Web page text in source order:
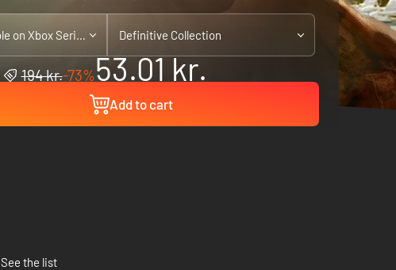
Xbox One - playable on Xbox Series X|S Definitive Collection
194 kr.-73%53.01 kr.
Add to cart
See the list